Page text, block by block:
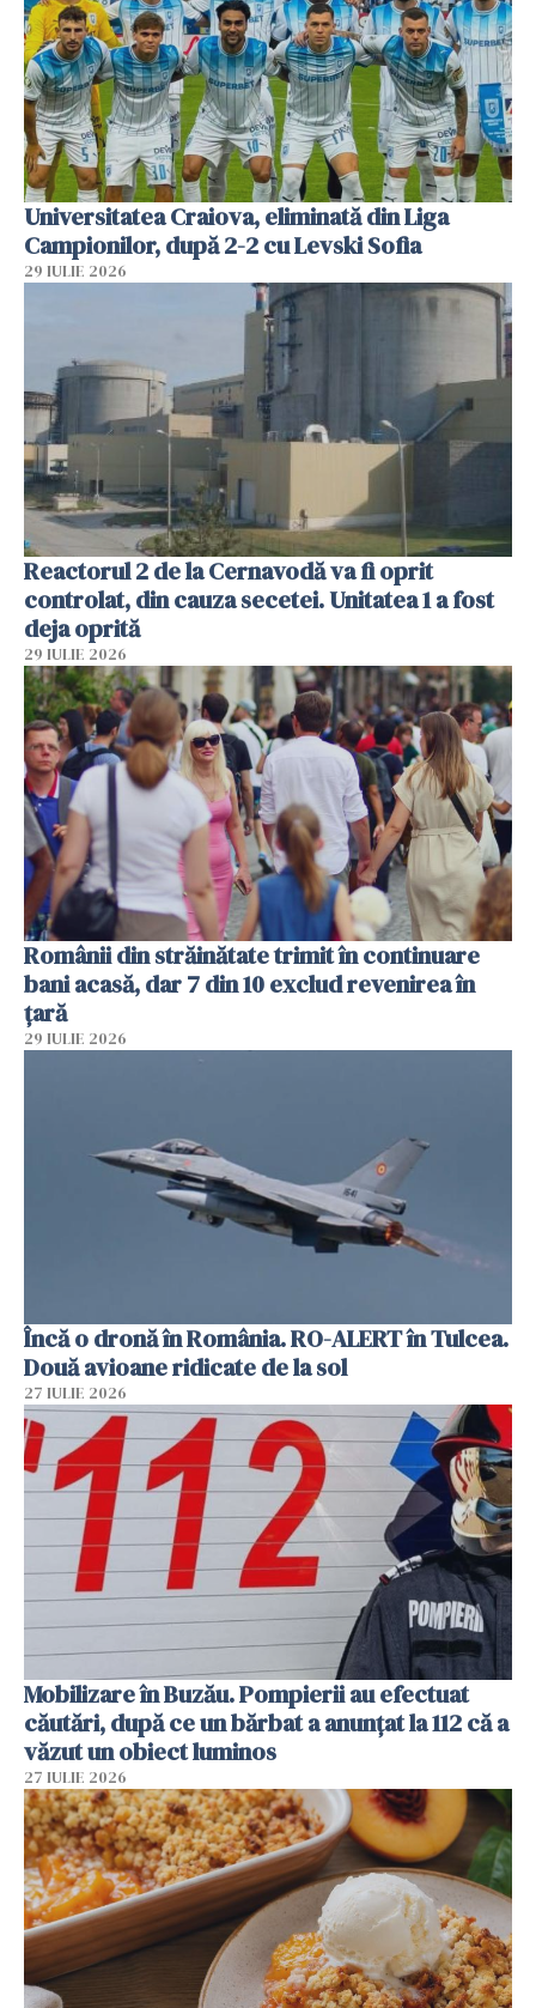
Universitatea Craiova, eliminată din Liga
Campionilor, după 2-2 cu Levski Sofia
29 IULIE 2026
Reactorul 2 de la Cernavodă va fi oprit
controlat, din cauza secetei. Unitatea 1 a fost
deja oprită
29 IULIE 2026
Românii din străinătate trimit în continuare
bani acasă, dar 7 din 10 exclud revenirea în
țară
29 IULIE 2026
Încă o dronă în România. RO-ALERT în Tulcea.
Două avioane ridicate de la sol
27 IULIE 2026
Mobilizare în Buzău. Pompierii au efectuat
căutări, după ce un bărbat a anunțat la 112 că a
văzut un obiect luminos
27 IULIE 2026